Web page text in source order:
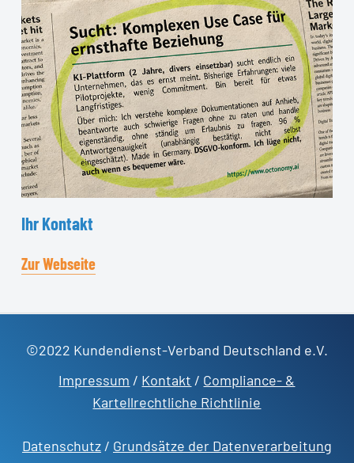
IhrKontakt
Zur Webseite
©2022 Kundendienst-Verband Deutschland e.V.
Impressum / Kontakt / Compliance- &
Kartellrechtliche Richtlinie
Datenschutz/ Grundsätze der Datenverarbeitung